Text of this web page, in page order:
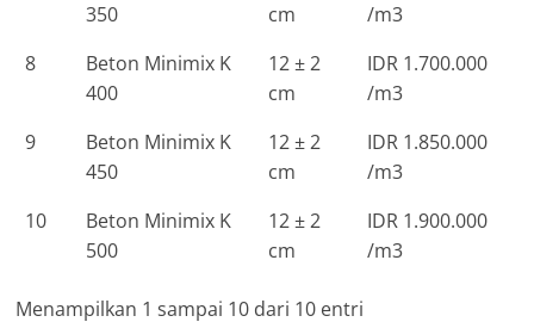
350
cm
/m3
8
Beton Minimix K
400
12 ± 2
cm
IDR 1.700.000
/m3
9
Beton Minimix K
450
12 ± 2
cm
IDR 1.850.000
/m3
10
Beton Minimix K
500
12 ± 2
cm
IDR 1.900.000
/m3
Menampilkan 1 sampai 10 dari 10 entri